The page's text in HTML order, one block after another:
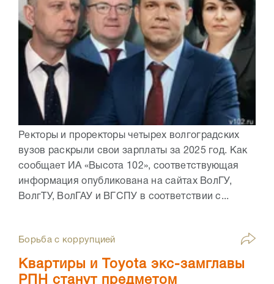
Ректоры и проректоры четырех волгоградских
вузов раскрыли свои зарплаты за 2025 год. Как
сообщает ИА «Высота 102», соответствующая
информация опубликована на сайтах ВолГУ,
ВолгТУ, ВолГАУ и ВГСПУ в соответствии с...
Борьба с коррупцией
Квартиры и Toyota экс-замглавы
РПН станут предметом